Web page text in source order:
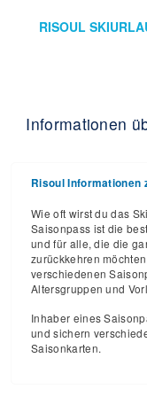
RISOUL
Informationen
Risoul Informationen
Wie oft wirst du das
Saisonpass ist die
und für alle, die die
zurückkehren
verschiedenen
Altersgruppen und
Inhaber eines
und sichern
Saisonkarten.